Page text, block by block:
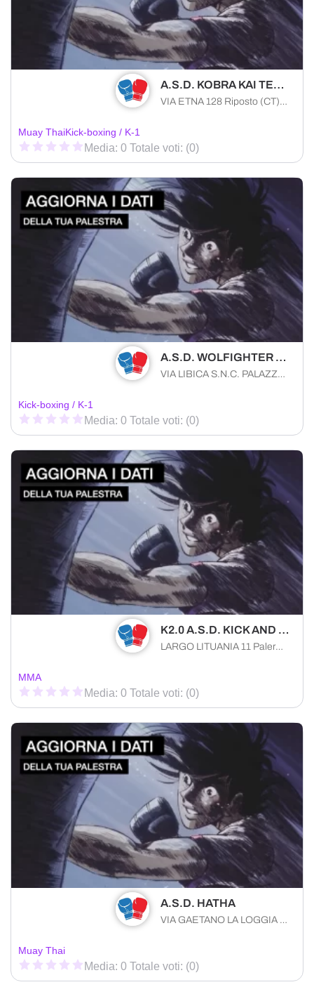
A.S.D. KOBRA KAI TEAM FIGHTING & FUNCTIONAL TRAINING
VIA ETNA 128 Riposto (CT) 95018 , Sicilia
Muay ThaiKick-boxing / K-1
Media: 0 Totale voti: (0)
A.S.D. WOLFIGHTER BOXING TRAPANI
VIA LIBICA S.N.C. PALAZZO GULOTTA Trapani (TP) 91100 , Sicilia
Kick-boxing / K-1
Media: 0 Totale voti: (0)
K2.0 A.S.D. KICK AND FITNESS
LARGO LITUANIA 11 Palermo (PA) 90146 , Sicilia
MMA
Media: 0 Totale voti: (0)
A.S.D. HATHA
VIA GAETANO LA LOGGIA 192 Palermo (PA) 90129 , Sicilia
Muay Thai
Media: 0 Totale voti: (0)